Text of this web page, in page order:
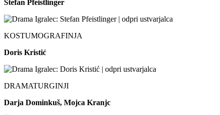
Stefan Pfeistlinger
KOSTUMOGRAFINJA
Doris Kristić
DRAMATURGINJI
Darja Dominkuš, Mojca Kranjc